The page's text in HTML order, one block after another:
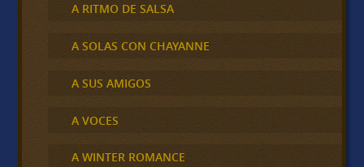
A RITMO DE SALSA
A SOLAS CON CHAYANNE
A SUS AMIGOS
A VOCES
A WINTER ROMANCE